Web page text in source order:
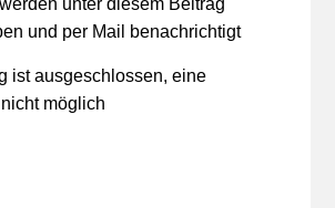
unter diesem Beitrag
und per Mail benachrichtigt
ist ausgeschlossen, eine
möglich